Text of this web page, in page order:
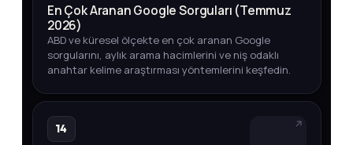
En Çok Aranan Google Sorguları (Temmuz
2026)
ABD ve küresel ölçekte en çok aranan Google
sorgularını, aylık arama hacimlerini ve niş odaklı
anahtar kelime araştırması yöntemlerini keşfedin.
14